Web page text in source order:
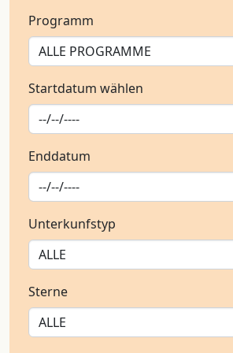
Programm
Startdatum wählen
Enddatum
Unterkunfstyp
Sterne